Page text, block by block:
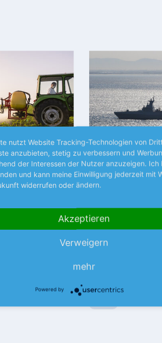
Premium
zum
die endgültige
um den
BÖRSENGESPRÄCHE
vorsichtiger
Nachdem der
vorläufigen Zahlen
Unternehmen nun
nutzt Website Tracking-Technologien von
anzubieten, stetig zu verbessern und
der Interessen der Nutzer anzuzeigen. Ich
und kann meine Einwilligung jederzeit mit
widerrufen oder ändern.
Akzeptieren
Verweigern
mehr
Powered by